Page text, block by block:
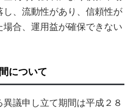
、流動性があり、信頼性が
合、運用益が確保できない
について
議申し立て期間は平成２８